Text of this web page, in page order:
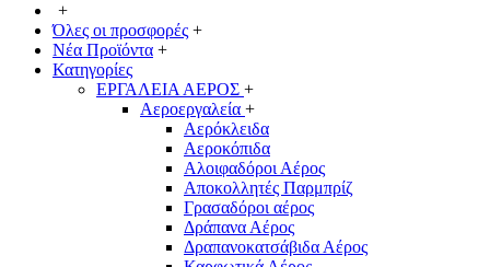
+
Όλες οι προσφορές +
Νέα Προϊόντα +
Κατηγορίες
ΕΡΓΑΛΕΙΑ ΑΕΡΟΣ +
Αεροεργαλεία +
Αερόκλειδα
Αεροκόπιδα
Αλοιφαδόροι Αέρος
Αποκολλητές Παρμπρίζ
Γρασαδόροι αέρος
Δράπανα Αέρος
Δραπανοκατσάβιδα Αέρος